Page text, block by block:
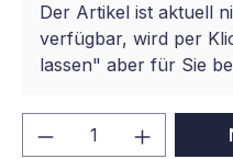
Der Artikel ist aktuell
verfügbar, wird per
lassen" aber für Sie
Produkt Anzahl: